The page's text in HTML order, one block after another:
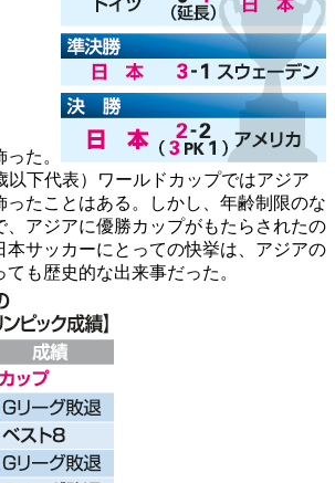
た。
下代表）ワールドカップではアジア
ったことはある。しかし、年齢制限のな
、アジアに優勝カップがもたらされたの
本サッカーにとっての快挙は、アジアの
も歴史的な出来事だった。